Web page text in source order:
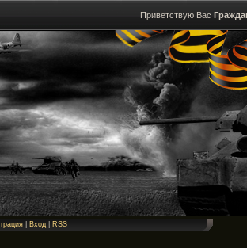
Приветствую Вас
| Вход| RSS